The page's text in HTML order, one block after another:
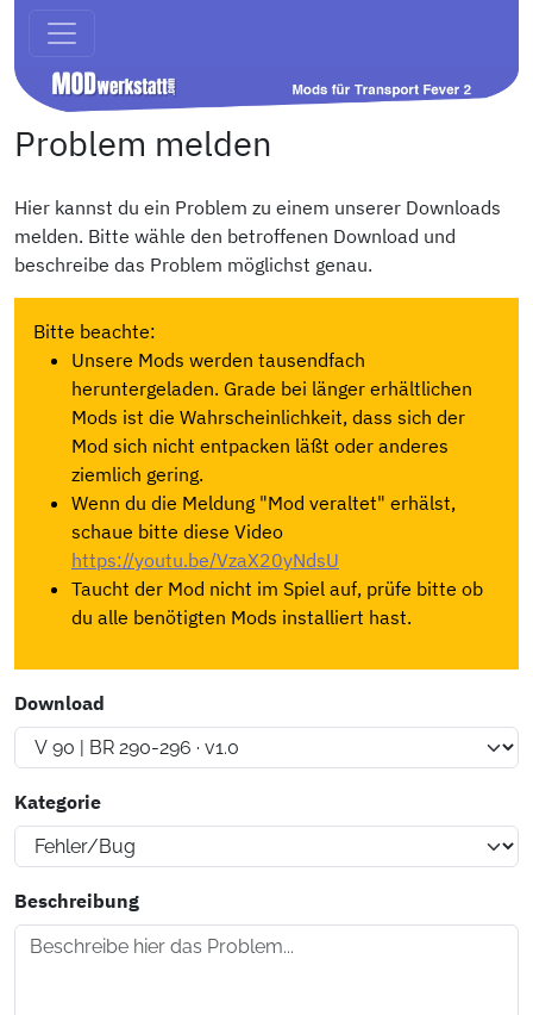
Problem melden
Hier kannst du ein Problem zu einem unserer Downloads
melden. Bitte wähle den betroffenen Download und
beschreibe das Problem möglichst genau.
Bitte beachte:
Unsere Mods werden tausendfach
heruntergeladen. Grade bei länger erhältlichen
Mods ist die Wahrscheinlichkeit, dass sich der
Mod sich nicht entpacken läßt oder anderes
ziemlich gering.
Wenn du die Meldung "Mod veraltet" erhälst,
schaue bitte diese Video
https://youtu.be/VzaX20yNdsU
Taucht der Mod nicht im Spiel auf, prüfe bitte ob
du alle benötigten Mods installiert hast.
Download
Kategorie
Beschreibung